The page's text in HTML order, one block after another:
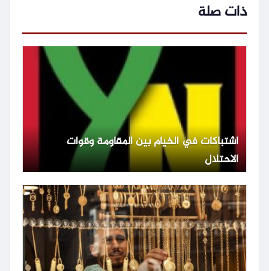
ذات صلة
اشتباكات في الخيام بين المقاومة وقوات
الاحتلال